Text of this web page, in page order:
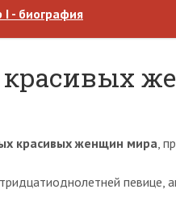
I - биография
красивых женщин мира,
певице,